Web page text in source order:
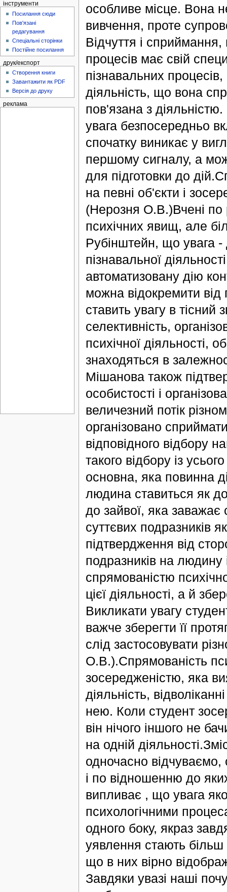
особливе місце. Вона
вивчення, проте
Відчуття і
процесів має свій
пізнавальних
діяльність, що вона
пов'язана з
увага безпосередньо
спочатку виникає у
першому сигналу, а
для підготовки до
на певні об'єкти і
(Нерозня О.В.)Вчені по
психічних явищ, але
Рубінштейн, що увага -
пізнавальної
автоматизовану дію
можна відокремити від
ставить увагу в тісний
селективність,
психічної діяльності,
знаходяться в
Мішанова також
особистості і
величезний потік
організовано
відповідного відбору
такого відбору із
основна, яка повинна
людина ставиться як
до зайвої, яка
суттєвих подразників
підтвердження від
подразників на людину
спрямованістю
цієї діяльності, а й
Викликати увагу
важче зберегти її
слід застосовувати
О.В.).Спрямованість
зосередженістю, яка
діяльність,
нею. Коли студент
він нічого іншого не
на одній
одночасно
і по відношенню до
випливає , що увага
психологічними
одного боку, якраз
уявлення стають
що в них вірно
Завдяки увазі наші
інструменти
Посилання сюди
Пов'язані
редагування
Спеціальні сторінки
Постійне посилання
друк/експорт
Створення книги
Завантажити як PDF
Версія до друку
реклама